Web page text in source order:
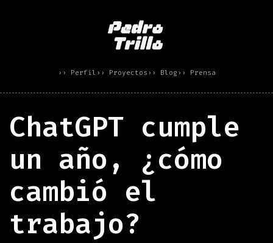
›› Perfil ›› Proyectos ›› Blog ›› Prensa
ChatGPT cumple
un año, ¿cómo
cambió el
trabajo?